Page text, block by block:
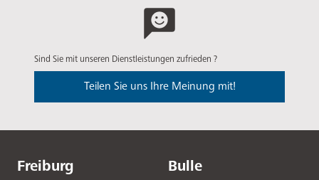
Sind Sie mit unseren Dienstleistungen zufrieden ?
Teilen Sie uns Ihre Meinung mit!
Freiburg Bulle